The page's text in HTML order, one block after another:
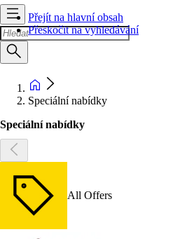
Přejít na hlavní obsah
Přeskočit na vyhledávání
Speciální nabídky
Speciální nabídky
All Offers